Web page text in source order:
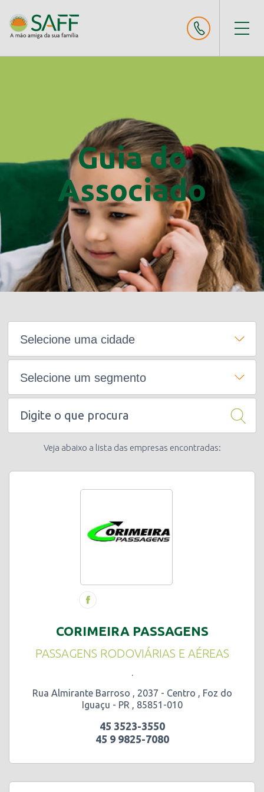
Guia do
Associado
Selecione uma cidade
Selecione um segmento
Veja abaixo a lista das empresas encontradas:
CORIMEIRA PASSAGENS
PASSAGENS RODOVIÁRIAS E AÉREAS
.
Rua Almirante Barroso , 2037 - Centro , Foz do
Iguaçu - PR , 85851-010
45 3523-3550
45 9 9825-7080